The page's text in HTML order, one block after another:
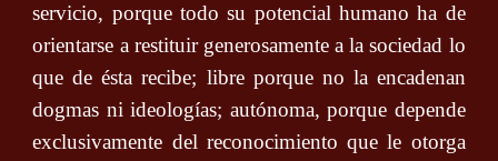
servicio, porque todo su potencial humano ha de
orientarse a restituir generosamente a la sociedad lo
que de ésta recibe; libre porque no la encadenan
dogmas ni ideologías; autónoma, porque depende
exclusivamente del reconocimiento que le otorga